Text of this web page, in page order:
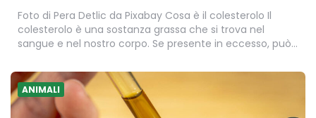
Foto di Pera Detlic da Pixabay Cosa è il colesterolo Il
colesterolo è una sostanza grassa che si trova nel
sangue e nel nostro corpo. Se presente in eccesso, può…
ANIMALI